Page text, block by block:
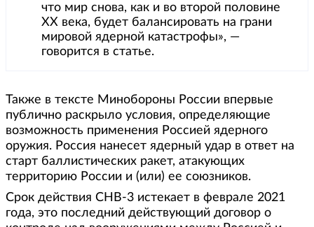
что мир снова, как и во второй половине
XX века, будет балансировать на грани
мировой ядерной катастрофы», —
говорится в статье.
Также в тексте Минобороны России впервые
публично раскрыло условия, определяющие
возможность применения Россией ядерного
оружия. Россия нанесет ядерный удар в ответ на
старт баллистических ракет, атакующих
территорию России и (или) ее союзников.
Срок действия СНВ-3 истекает в феврале 2021
года, это последний действующий договор о